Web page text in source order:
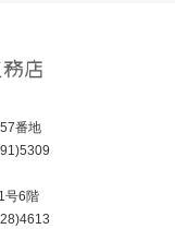
番地
号6階